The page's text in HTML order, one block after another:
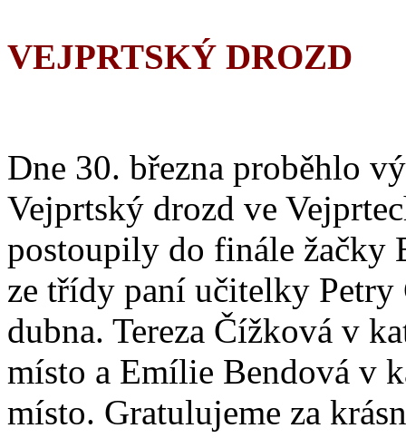
VEJPRTSKÝ DROZD
Dne 30. března proběhlo
Vejprtský drozd ve
postoupily do finále žačky
ze třídy paní učitelky
dubna. Tereza Čížková v
místo a Emílie Bendová v
místo. Gratulujeme za